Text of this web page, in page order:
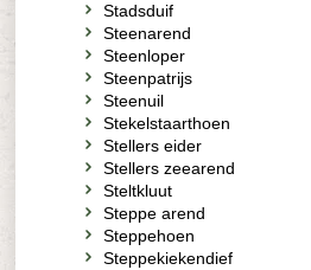
Stadsduif
Steenarend
Steenloper
Steenpatrijs
Steenuil
Stekelstaarthoen
Stellers eider
Stellers zeearend
Steltkluut
Steppe arend
Steppehoen
Steppekiekendief